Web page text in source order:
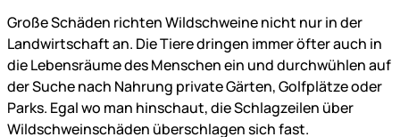
Große Schäden richten Wildschweine nicht nur in der
Landwirtschaft an. Die Tiere dringen immer öfter auch in
die Lebensräume des Menschen ein und durchwühlen auf
der Suche nach Nahrung private Gärten, Golfplätze oder
Parks. Egal wo man hinschaut, die Schlagzeilen über
Wildschweinschäden überschlagen sich fast.